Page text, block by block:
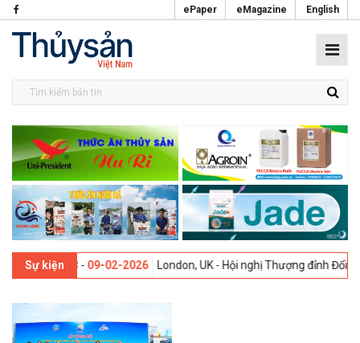
ePaper eMagazine English
Sự kiện
lần thứ 13 - 09-02-2026 London, UK - Hội nghị Thượng đỉnh Đổi